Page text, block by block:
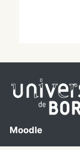
Moodle